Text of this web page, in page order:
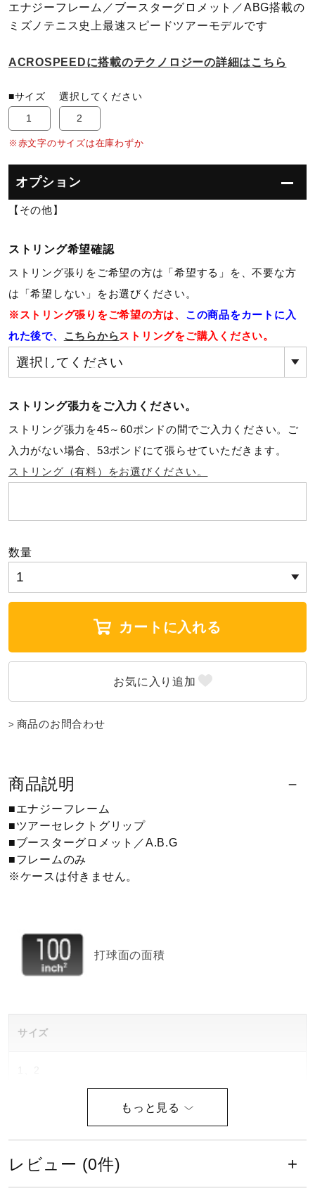
卓球
柔道
ウィンタースポーツ
ウォーキングシューズ
ライフスタイルグッズ
インナー
寝具／ミズノスリープ
アウトドア／レイン
ジュニア／キッズ
メディカル
セール
その他
直営店一覧
エナジーフレーム／ブースターグロメット／ABG搭載の
ミズノテニス史上最速スピードツアーモデルです
ACROSPEEDに搭載のテクノロジーの詳細はこちら
■サイズ選択してください
1
2
※赤文字のサイズは在庫わずか
オプション
【その他】
ストリング希望確認
ストリング張りをご希望の方は「希望する」を、不要な方
は「希望しない」をお選びください。
※ストリング張りをご希望の方は、 この商品をカートに入
れた後で、 こちらからストリングをご購入ください。
ストリング張力をご入力ください。
ストリング張力を45～60ポンドの間でご入力ください。ご
入力がない場合、53ポンドにて張らせていただきます。
ストリング（有料）をお選びください。
数量
カートに入れる
商品のお問合わせ
商品説明
■エナジーフレーム
■ツアーセレクトグリップ
■ブースターグロメット／A.B.G
■フレームのみ
※ケースは付きません。
打球面の面積
サイズ
ラケットサイズについて
01：クールホワイト
レビュー (0件)